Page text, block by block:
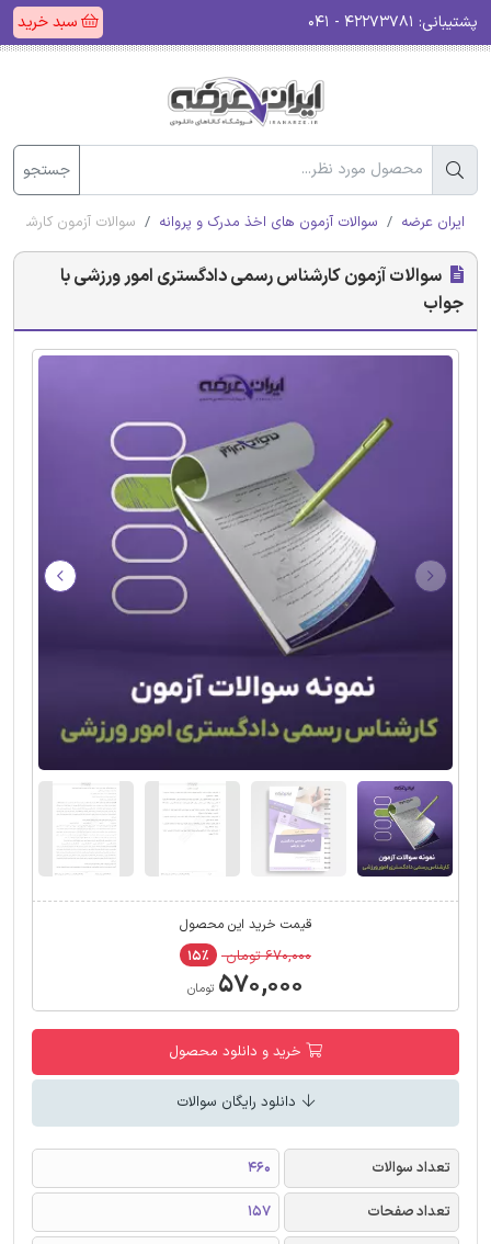
پشتیبانی: سبد خرید
جستجو
ایران عرضه سوالات آزمون های اخذ مدرک و پروانه سوالات آزمون
سوالات آزمون کارشناس رسمی دادگستری امور ورزشی با
جواب
قیمت خرید این محصول
۶۷۰,۰۰۰ تومان ۱۵٪
۵۷۰,۰۰۰ تومان
خرید و دانلود محصول
دانلود رایگان سوالات
تعداد سوالات
460
تعداد صفحات
157